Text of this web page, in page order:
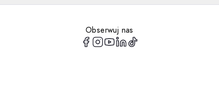
Obserwuj nas